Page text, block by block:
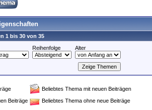
1 bis 30 von 35
Reihenfolge Alter
Beliebtes Thema mit neuen Beiträgen
Beiträge
Beliebtes Thema ohne neue Beiträge